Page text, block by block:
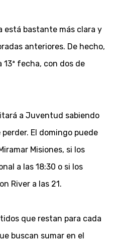
está bastante más clara y
anteriores. De hecho,
fecha, con dos de
a Juventud sabiendo
El domingo puede
Misiones, si los
a las 18:30 o si los
River a las 21.
que restan para cada
buscan sumar en el